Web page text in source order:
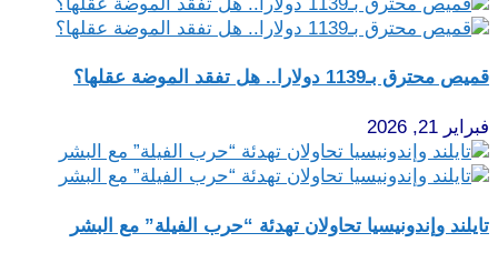
قميص محترق بـ1139 دولارا.. هل تفقد الموضة عقلها؟
فبراير 21, 2026
تايلند وإندونيسيا تحاولان تهدئة “حرب الفيلة” مع البشر